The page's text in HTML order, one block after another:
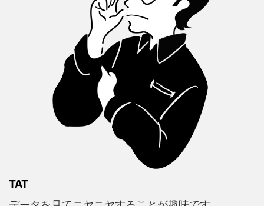
TAT